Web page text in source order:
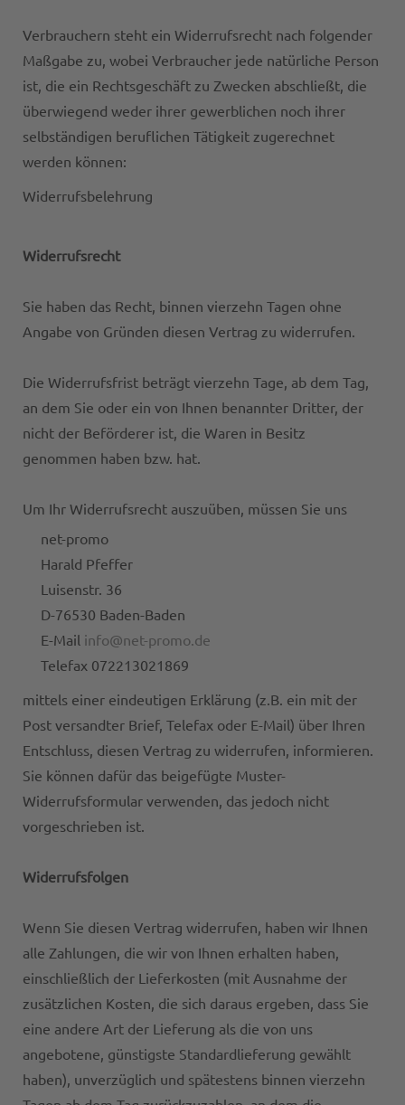
Verbrauchern steht ein Widerrufsrecht nach folgender
Maßgabe zu, wobei Verbraucher jede natürliche Person
ist, die ein Rechtsgeschäft zu Zwecken abschließt, die
überwiegend weder ihrer gewerblichen noch ihrer
selbständigen beruflichen Tätigkeit zugerechnet
werden können:
Widerrufsbelehrung
Widerrufsrecht
Sie haben das Recht, binnen vierzehn Tagen ohne
Angabe von Gründen diesen Vertrag zu widerrufen.
Die Widerrufsfrist beträgt vierzehn Tage, ab dem Tag,
an dem Sie oder ein von Ihnen benannter Dritter, der
nicht der Beförderer ist, die Waren in Besitz
genommen haben bzw. hat.
Um Ihr Widerrufsrecht auszuüben, müssen Sie uns
net-promo
Harald Pfeffer
Luisenstr. 36
D-76530 Baden-Baden
E-Mail info@net-promo.de
Telefax 072213021869
mittels einer eindeutigen Erklärung (z.B. ein mit der
Post versandter Brief, Telefax oder E-Mail) über Ihren
Entschluss, diesen Vertrag zu widerrufen, informieren.
Sie können dafür das beigefügte Muster-
Widerrufsformular verwenden, das jedoch nicht
vorgeschrieben ist.
Widerrufsfolgen
Wenn Sie diesen Vertrag widerrufen, haben wir Ihnen
alle Zahlungen, die wir von Ihnen erhalten haben,
einschließlich der Lieferkosten (mit Ausnahme der
zusätzlichen Kosten, die sich daraus ergeben, dass Sie
eine andere Art der Lieferung als die von uns
angebotene, günstigste Standardlieferung gewählt
haben), unverzüglich und spätestens binnen vierzehn